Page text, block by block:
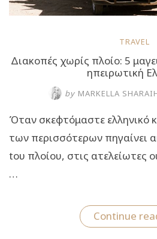
TRAVEL
Διακοπές χωρίς πλοίο: 5
ηπειρωτική
by MARKELLA
Όταν σκεφτόμαστε ελληνικό
των περισσότερων πηγαίνει
tου πλοίου, στις ατελείωτες
…
Continue